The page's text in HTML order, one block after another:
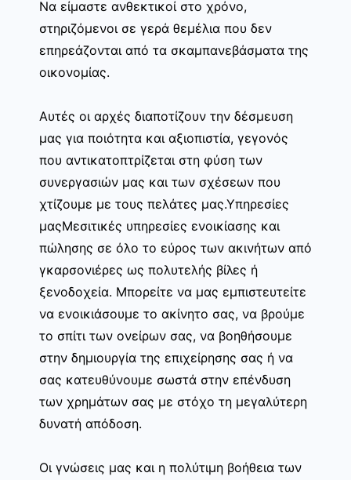
Να είμαστε ανθεκτικοί στο χρόνο,
στηριζόμενοι σε γερά θεμέλια που δεν
επηρεάζονται από τα σκαμπανεβάσματα της
οικονομίας.
Αυτές οι αρχές διαποτίζουν την δέσμευση
μας για ποιότητα και αξιοπιστία, γεγονός
που αντικατοπτρίζεται στη φύση των
συνεργασιών μας και των σχέσεων που
χτίζουμε με τους πελάτες μας.Υπηρεσίες
μαςΜεσιτικές υπηρεσίες ενοικίασης και
πώλησης σε όλο το εύρος των ακινήτων από
γκαρσονιέρες ως πολυτελής βίλες ή
ξενοδοχεία. Μπορείτε να μας εμπιστευτείτε
να ενοικιάσουμε το ακίνητο σας, να βρούμε
το σπίτι των ονείρων σας, να βοηθήσουμε
στην δημιουργία της επιχείρησης σας ή να
σας κατευθύνουμε σωστά στην επένδυση
των χρημάτων σας με στόχο τη μεγαλύτερη
δυνατή απόδοση.
Οι γνώσεις μας και η πολύτιμη βοήθεια των